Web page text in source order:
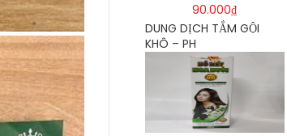
90.000₫
DUNG DỊCH TẮM GỘI
KHÔ – PH